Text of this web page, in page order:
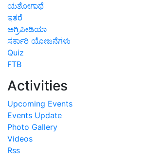
ಯಶೋಗಾಥೆ
ಇತರೆ
ಅಗ್ರಿಪೀಡಿಯಾ
ಸರ್ಕಾರಿ ಯೋಜನೆಗಳು
Quiz
FTB
Activities
Upcoming Events
Events Update
Photo Gallery
Videos
Rss